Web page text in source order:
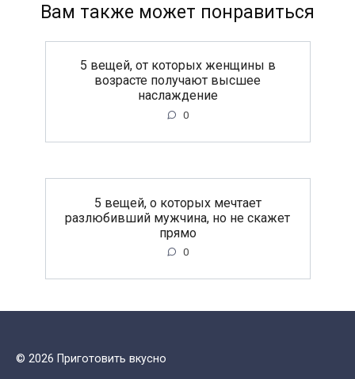
Вам также может понравиться
5 вещей, от которых женщины в
возрасте получают высшее
наслаждение
0
5 вещей, о которых мечтает
разлюбивший мужчина, но не скажет
прямо
0
© 2026 Приготовить вкусно